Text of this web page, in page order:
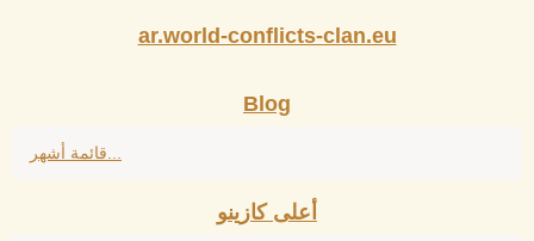
ar.world-conflicts-clan.eu
Blog
أعلى كازينو